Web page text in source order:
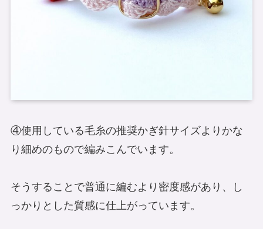
④使用している毛糸の推奨かぎ針サイズよりかな
り細めのもので編みこんでいます。
そうすることで普通に編むより密度感があり、し
っかりとした質感に仕上がっています。